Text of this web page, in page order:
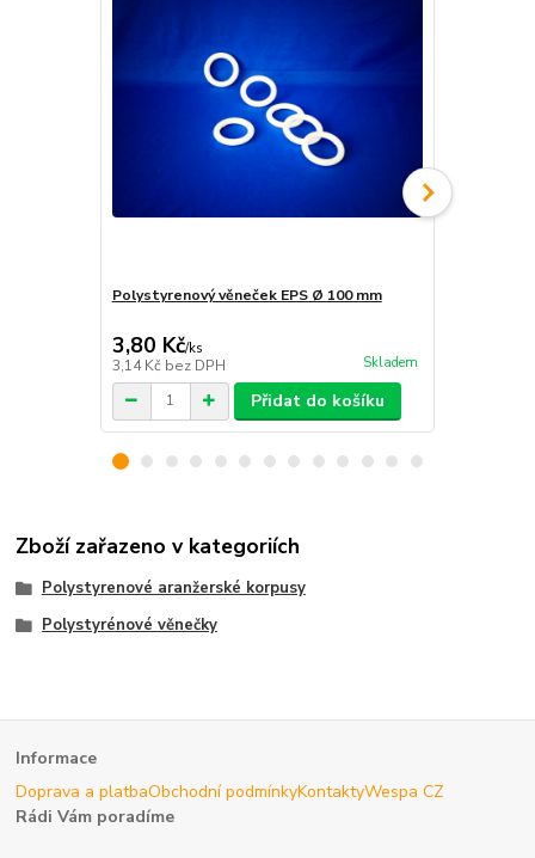
Polystyrenový věneček EPS Ø 100 mm
3,80 Kč/ks
3,14 Kč bez DPH Skladem
Přidat do košíku
Zboží zařazeno v kategoriích
Polystyrenové aranžerské korpusy
Polystyrénové věnečky
Informace
Doprava a platbaObchodní podmínkyKontaktyWespa CZ
Rádi Vám poradíme